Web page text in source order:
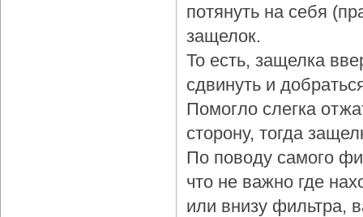
потянуть на себя
защелок.
То есть, защелка
сдвинуть и
Помогло слегка
сторону, тогда
По поводу самого
что не важно где
или внизу фильтра,